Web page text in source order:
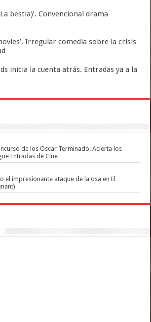
bestia)’. Convencional drama
Irregular comedia sobre la crisis
inicia la cuenta atrás. Entradas ya a la
de los Oscar Terminado. Acierta los
Entradas de Cine
el impresionante ataque de la osa en El